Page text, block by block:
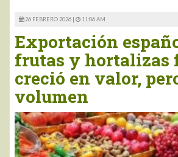
26 FEBRERO 2026 | 11:06 AM
Exportación
frutas y hortalizas
creció en valor,
volumen